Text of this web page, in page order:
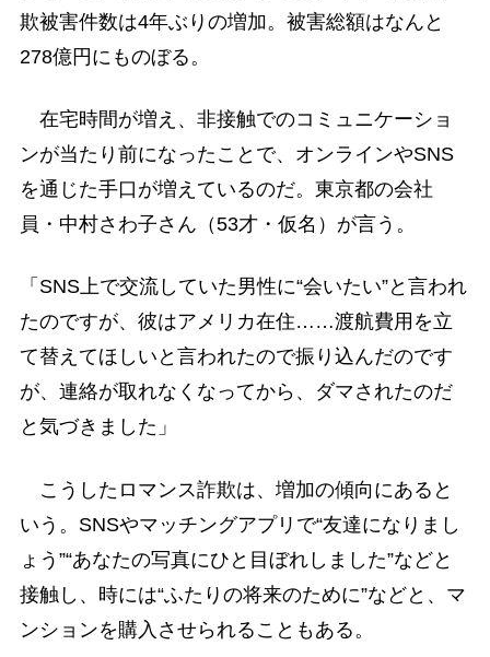
欺被害件数は4年ぶりの増加。被害総額はなんと
278億円にものぼる。
在宅時間が増え、非接触でのコミュニケーショ
ンが当たり前になったことで、オンラインやSNS
を通じた手口が増えているのだ。東京都の会社
員・中村さわ子さん（53才・仮名）が言う。
「SNS上で交流していた男性に“会いたい”と言われ
たのですが、彼はアメリカ在住……渡航費用を立
て替えてほしいと言われたので振り込んだのです
が、連絡が取れなくなってから、ダマされたのだ
と気づきました」
こうしたロマンス詐欺は、増加の傾向にあると
いう。SNSやマッチングアプリで“友達になりまし
ょう”“あなたの写真にひと目ぼれしました”などと
接触し、時には“ふたりの将来のために”などと、マ
ンションを購入させられることもある。